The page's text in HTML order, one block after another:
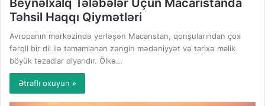
Təhsil Haqqı Qiymətləri
Avropanın mərkəzində yerləşən Macarıstan, qonşularından çox
fərqli bir dil ilə tamamlanan zəngin mədəniyyət və tarixə malik
böyük təzadlar diyarıdır. Ölkə…
Ətraflı oxuyun »